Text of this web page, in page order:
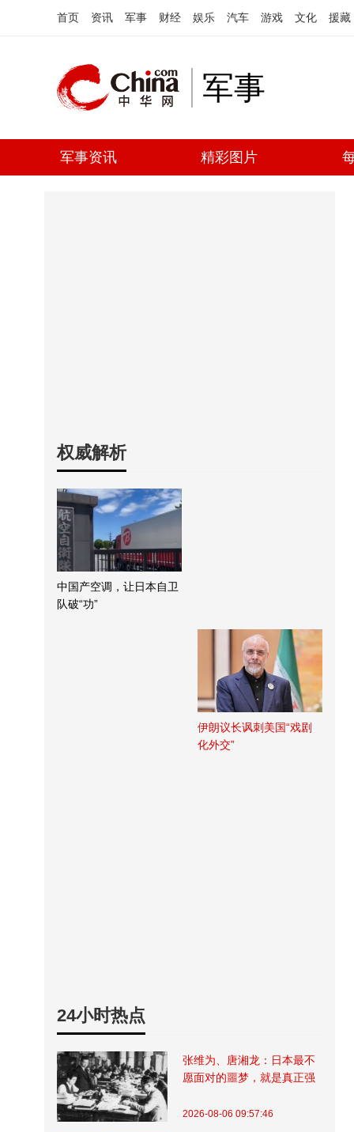
首页 资讯 军事 财经 娱乐 汽车 游戏 文化 援藏
军事
军事资讯 精彩图片
权威解析
中国产空调，让日本自卫
队破“功”
伊朗议长讽刺美国“戏剧
化外交”
24小时热点
张维为、唐湘龙：日本最不
愿面对的噩梦，就是真正强
2026-08-06 09:57:46